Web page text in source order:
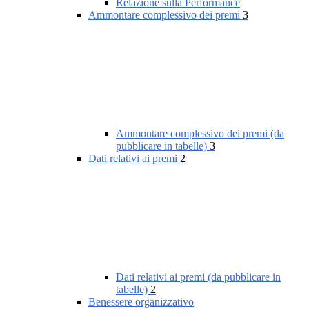
Relazione sulla Performance
Ammontare complessivo dei premi 3
Ammontare complessivo dei premi (da
pubblicare in tabelle) 3
Dati relativi ai premi 2
Dati relativi ai premi (da pubblicare in
tabelle) 2
Benessere organizzativo